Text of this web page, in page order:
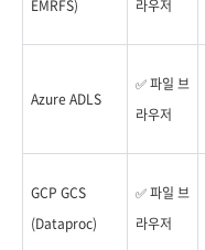
EMRFS)
라우저
Azure ADLS
✅ 파일 브
라우저
GCP GCS
(Dataproc)
✅ 파일 브
라우저